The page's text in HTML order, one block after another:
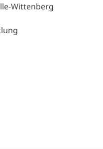
Wittenberg